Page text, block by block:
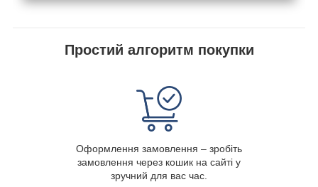
Простий алгоритм покупки
Оформлення замовлення – зробіть
замовлення через кошик на сайті у
зручний для вас час.